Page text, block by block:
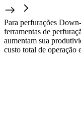
Para perfurações
ferramentas de
aumentam sua
custo total de operação